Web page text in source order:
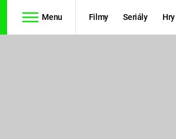
Menu Filmy Seriály Hry